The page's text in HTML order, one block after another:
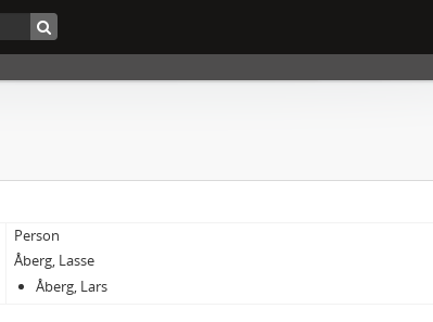
Person
Åberg, Lasse
Åberg, Lars